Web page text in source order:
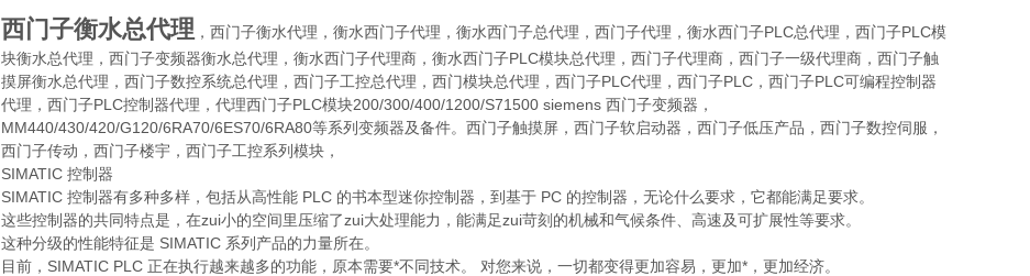
西门子衡水总代理 ，西门子衡水代理， 衡水西门子代理， 衡水西门子总代理，西门子代理， 衡水西门子PLC总代理，西门子PLC模
块衡水总代理，西门子变频器衡水总代理， 衡水西门子代理商， 衡水西门子PLC模块总代理，西门子代理商，西门子一级代理商，西门子触
摸屏衡水总代理，西门子数控系统总代理，西门子工控总代理，西门模块总代理，西门子PLC代理，西门子PLC，西门子PLC可编程控制器
代理，西门子PLC控制器代理，代理西门子PLC模块200/300/400/1200/S71500 siemens 西门子变频器，
MM440/430/420/G120/6RA70/6ES70/6RA80等系列变频器及备件。西门子触摸屏，西门子软启动器，西门子低压产品，西门子数控伺服，
西门子传动，西门子楼宇，西门子工控系列模块，
SIMATIC 控制器
SIMATIC 控制器有多种多样，包括从高性能 PLC 的书本型迷你控制器，到基于 PC 的控制器，无论什么要求，它都能满足要求。
这些控制器的共同特点是，在zui小的空间里压缩了zui大处理能力，能满足zui苛刻的机械和气候条件、高速及可扩展性等要求。
这种分级的性能特征是 SIMATIC 系列产品的力量所在。
目前，SIMATIC PLC 正在执行越来越多的功能，原本需要*不同技术。 对您来说，一切都变得更加容易，更加*，更加经济。